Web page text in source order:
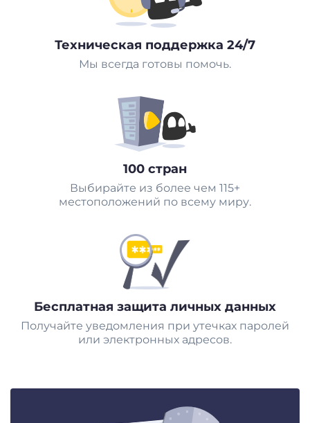
Техническая поддержка 24/7
Мы всегда готовы помочь.
100 стран
Выбирайте из более чем 115+
местоположений по всему миру.
Бесплатная защита личных данных
Получайте уведомления при утечках паролей
или электронных адресов.